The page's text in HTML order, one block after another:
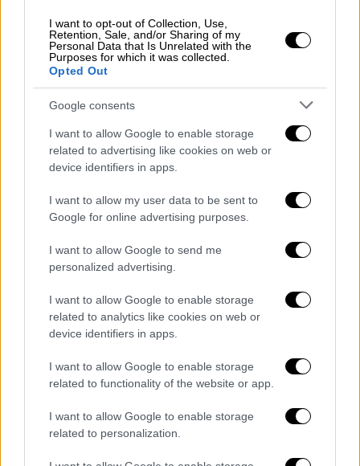
I want to opt-out of Collection, Use,
Retention, Sale, and/or Sharing of my
Personal Data that Is Unrelated with the
Purposes for which it was collected.
Opted Out
Google consents
I want to allow Google to enable storage
related to advertising like cookies on web or
device identifiers in apps.
I want to allow my user data to be sent to
Google for online advertising purposes.
I want to allow Google to send me
personalized advertising.
I want to allow Google to enable storage
related to analytics like cookies on web or
device identifiers in apps.
I want to allow Google to enable storage
related to functionality of the website or app.
I want to allow Google to enable storage
related to personalization.
στοιχεία να έρθουν στο φως και να έρθουν
στη Βουλή. ΗΔικαιοσύνηείναι το οξυγόνο
της δημοκρατίας», ανέφερε ο ίδιος.
Στις Σέρρες μετέβη ο
Κουτσούμπας
, προκειμένου να παρευρεθεί
στο συλλαλητήριο που έγινε στην πόλη της
Μακεδονίας. «Θα πρέπει να απολογηθούν οι
υπεύθυνοι, να καθίσουν στο σκαμνί και να
τιμωρηθούν για αυτό το μεγάλο έγκλημα που
έκαναν στον ελληνικό λαό, στην ελληνική
νεολαία, ώστε να μην ξανασυμβούν τέτοιες
τραγωδίες και τέτοια εγκλήματα», τόνισε ο
γενικός γραμματέας του ΚΚΕ
Από τη μεριά του οΚυριάκος Βελόπουλος
τοποθετήθηκε μέσω ανάρτησης στα σόσιαλ
μίντια. «Όλοι εσείς οι ανθρωπιστές της
Βουλής, αλλά και τα στελέχη σας, όταν σας
έλεγα για την έκρηξη στα Τέμπη
και τη
δολοφονία των ανθρώπων, που ήσασταν;